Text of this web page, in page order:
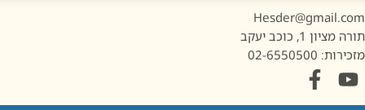
1, כוכב יעקב
02-6550500